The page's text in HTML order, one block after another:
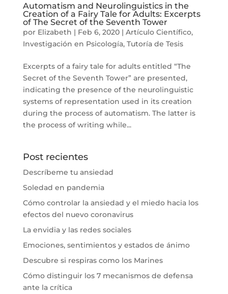
Automatism and Neurolinguistics in the
Creation of a Fairy Tale for Adults: Excerpts
of The Secret of the Seventh Tower
por Elizabeth | Feb 6, 2020| Artículo Científico,
Investigación en Psicología, Tutoría de Tesis
Excerpts of a fairy tale for adults entitled “The
Secret of the Seventh Tower” are presented,
indicating the presence of the neurolinguistic
systems of representation used in its creation
during the process of automatism. The latter is
the process of writing while...
Post recientes
Descríbeme tu ansiedad
Soledad en pandemia
Cómo controlar la ansiedad y el miedo hacia los
efectos del nuevo coronavirus
La envidia y las redes sociales
Emociones, sentimientos y estados de ánimo
Descubre si respiras como los Marines
Cómo distinguir los 7 mecanismos de defensa
ante la crítica